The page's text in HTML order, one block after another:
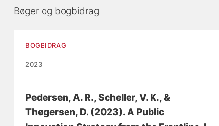
Bøger og bogbidrag
BOGBIDRAG
2023
Pedersen, A. R., Scheller, V. K., &
Thøgersen, D. (2023).A Public